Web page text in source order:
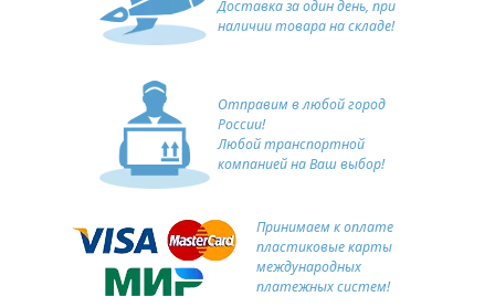
Доставка за один день, при
наличии товара на складе!
Отправим в любой город
России!
Любой транспортной
компанией на Ваш выбор!
Принимаем к оплате
пластиковые карты
международных
платежных систем!